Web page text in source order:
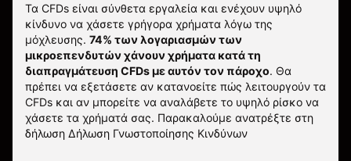
Τα CFDs είναι σύνθετα εργαλεία και ενέχουν υψηλό
κίνδυνο να χάσετε γρήγορα χρήματα λόγω της
μόχλευσης. 74% των λογαριασμών των
μικροεπενδυτών χάνουν χρήματα κατά τη
διαπραγμάτευση CFDs με αυτόν τον πάροχο. Θα
πρέπει να εξετάσετε αν κατανοείτε πώς λειτουργούν τα
CFDs και αν μπορείτε να αναλάβετε το υψηλό ρίσκο να
χάσετε τα χρήματά σας. Παρακαλούμε ανατρέξτε στη
δήλωση Δήλωση Γνωστοποίησης Κινδύνων